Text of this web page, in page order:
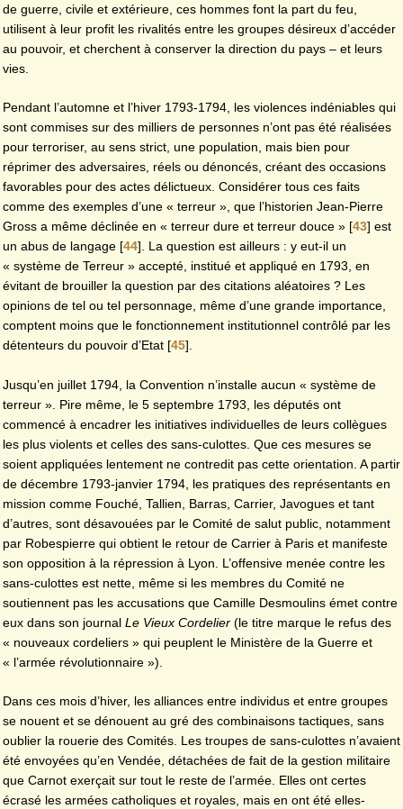
de guerre, civile et extérieure, ces hommes font la part du feu,
utilisent à leur profit les rivalités entre les groupes désireux d’accéder
au pouvoir, et cherchent à conserver la direction du pays – et leurs
vies.
Pendant l’automne et l’hiver 1793-1794, les violences indéniables qui
sont commises sur des milliers de personnes n’ont pas été réalisées
pour terroriser, au sens strict, une population, mais bien pour
réprimer des adversaires, réels ou dénoncés, créant des occasions
favorables pour des actes délictueux. Considérer tous ces faits
comme des exemples d’une « terreur », que l’historien Jean-Pierre
Gross a même déclinée en « terreur dure et terreur douce » [43] est
un abus de langage [44] . La question est ailleurs : y eut-il un
« système de Terreur » accepté, institué et appliqué en 1793, en
évitant de brouiller la question par des citations aléatoires ? Les
opinions de tel ou tel personnage, même d’une grande importance,
comptent moins que le fonctionnement institutionnel contrôlé par les
détenteurs du pouvoir d’Etat [45]
Jusqu’en juillet 1794, la Convention n’installe aucun « système de
terreur ». Pire même, le 5 septembre 1793, les députés ont
commencé à encadrer les initiatives individuelles de leurs collègues
les plus violents et celles des sans-culottes. Que ces mesures se
soient appliquées lentement ne contredit pas cette orientation. A partir
de décembre 1793-janvier 1794, les pratiques des représentants en
mission comme Fouché, Tallien, Barras, Carrier, Javogues et tant
d’autres, sont désavouées par le Comité de salut public, notamment
par Robespierre qui obtient le retour de Carrier à Paris et manifeste
son opposition à la répression à Lyon. L’offensive menée contre les
sans-culottes est nette, même si les membres du Comité ne
soutiennent pas les accusations que Camille Desmoulins émet contre
eux dans son journal Le Vieux Cordelier (le titre marque le refus des
« nouveaux cordeliers » qui peuplent le Ministère de la Guerre et
« l’armée révolutionnaire »).
Dans ces mois d’hiver, les alliances entre individus et entre groupes
se nouent et se dénouent au gré des combinaisons tactiques, sans
oublier la rouerie des Comités. Les troupes de sans-culottes n’avaient
été envoyées qu’en Vendée, détachées de fait de la gestion militaire
que Carnot exerçait sur tout le reste de l’armée. Elles ont certes
écrasé les armées catholiques et royales, mais en ont été elles-